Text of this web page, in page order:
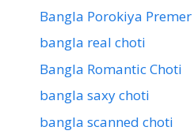
Bangla Porokiya
bangla real choti
Bangla Romantic Choti
bangla saxy choti
bangla scanned choti